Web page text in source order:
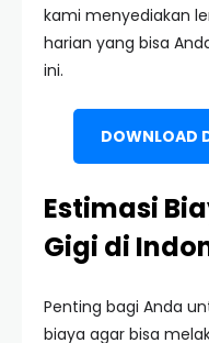
kami menyediakan
harian yang bisa
ini.
DOWNLOAD
Estimasi
Gigi di
Penting bagi Anda
biaya agar bisa